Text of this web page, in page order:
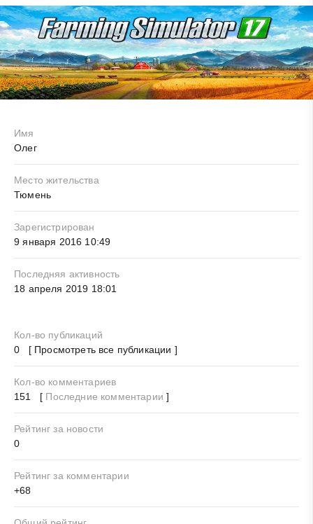
Имя
Олег
Место жительства
Тюмень
Зарегистрирован
9 января 2016 10:49
Последняя активность
18 апреля 2019 18:01
Кол-во публикаций
0 [ Просмотреть все публикации ]
Кол-во комментариев
151 [ Последние комментарии ]
Рейтинг за новости
0
Рейтинг за комментарии
+68